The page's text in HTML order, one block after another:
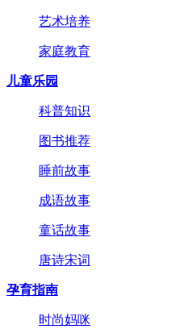
艺术培养
家庭教育
儿童乐园
科普知识
图书推荐
睡前故事
成语故事
童话故事
唐诗宋词
孕育指南
时尚妈咪